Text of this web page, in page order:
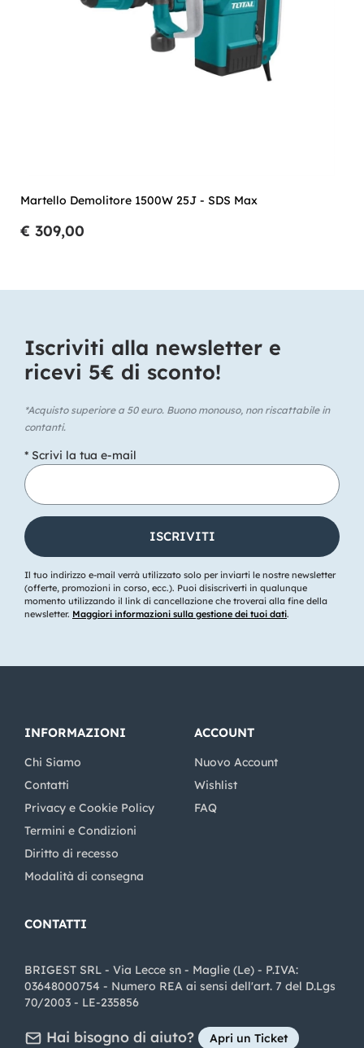
Martello Demolitore 1500W 25J - SDS Max
€ 309,00
Iscriviti alla newsletter e
ricevi 5€ di sconto!​
*Acquisto superiore a 50 euro. Buono monouso, non riscattabile in
contanti.
* Scrivi la tua e-mail
Il tuo indirizzo e-mail verrà utilizzato solo per inviarti le nostre newsletter
(offerte, promozioni in corso, ecc.). Puoi disiscriverti in qualunque
momento utilizzando il link di cancellazione che troverai alla fine della
newsletter. Maggiori informazioni sulla gestione dei tuoi dati.
INFORMAZIONI
Chi Siamo
Contatti
Privacy e Cookie Policy
Termini e Condizioni
Diritto di recesso
Modalità di consegna
ACCOUNT
Nuovo Account
Wishlist
FAQ
CONTATTI
BRIGEST SRL - Via Lecce sn - Maglie (Le) - P.IVA:
03648000754 - Numero REA ai sensi dell'art. 7 del D.Lgs
70/2003 - LE-235856
Hai bisogno di aiuto? Apri un Ticket